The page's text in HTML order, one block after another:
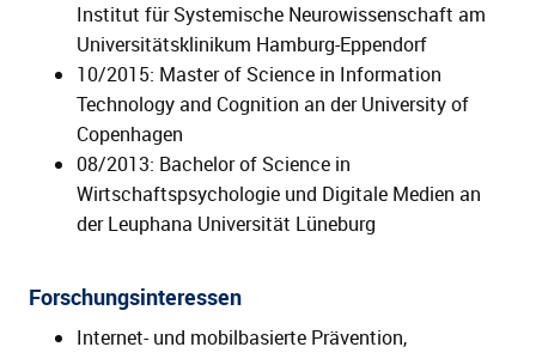
Institut für Systemische Neurowissenschaft am
Universitätsklinikum Hamburg-Eppendorf
10/2015: Master of Science in Information
Technology and Cognition an der University of
Copenhagen
08/2013: Bachelor of Science in
Wirtschaftspsychologie und Digitale Medien an
der Leuphana Universität Lüneburg
Forschungsinteressen
Internet- und mobilbasierte Prävention,